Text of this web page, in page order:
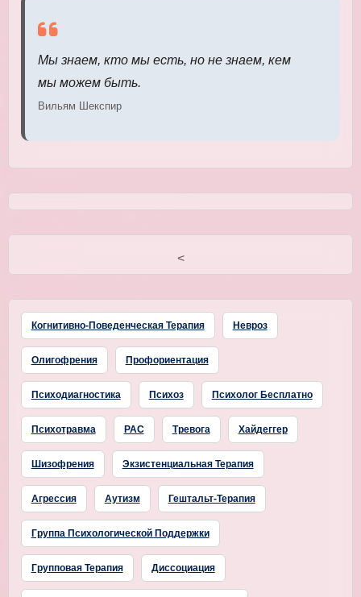
Мы знаем, кто мы есть, но не знаем, кем
мы можем быть.
Вильям Шекспир
<
Когнитивно-Поведенческая Терапия Невроз
Олигофрения Профориентация
Психодиагностика Психоз Психолог Бесплатно
Психотравма РАС Тревога Хайдеггер
Шизофрения Экзистенциальная Терапия
Агрессия Аутизм Гештальт-Терапия
Группа Психологической Поддержки
Групповая Терапия Диссоциация